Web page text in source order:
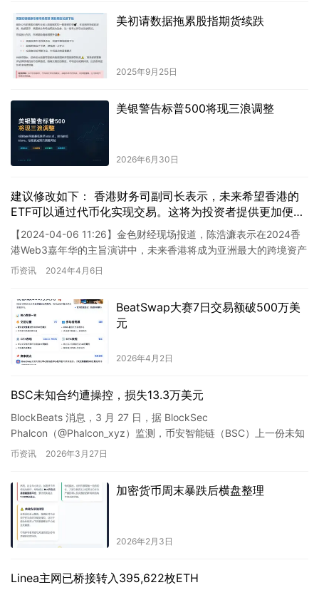
美初请数据拖累股指期货续跌
2025年9月25日
美银警告标普500将现三浪调整
2026年6月30日
建议修改如下： 香港财务司副司长表示，未来希望香港的
ETF可以通过代币化实现交易。这将为投资者提供更加便利
的交易方式，并加强香港作为一个国际金融中心的地位。
【2024-04-06 11:26】金色财经现场报道，陈浩濂表示在2024香
港Web3嘉年华的主旨演讲中，未来香港将成为亚洲最大的跨境资产
发展中心，在金融科技领域领头羊的位置上将更…
币资讯 2024年4月6日
BeatSwap大赛7日交易额破500万美
元
2026年4月2日
BSC未知合约遭操控，损失13.3万美元
BlockBeats 消息，3 月 27 日，据 BlockSec
Phalcon（@Phalcon_xyz）监测，币安智能链（BSC）上一份未知
的 Stake 合约近日遭遇攻击，…
币资讯 2026年3月27日
加密货币周末暴跌后横盘整理
2026年2月3日
Linea主网已桥接转入395,622枚ETH